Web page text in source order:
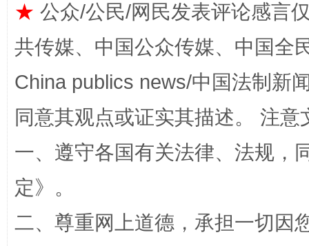
★ 公众/公民/网民发表评论感言
共传媒、中国公众传媒、中国全
China publics news/中国法制新
同意其观点或证实其描述。 注
一、遵守各国有关法律、法规，
定》。
二、尊重网上道德，承担一切因